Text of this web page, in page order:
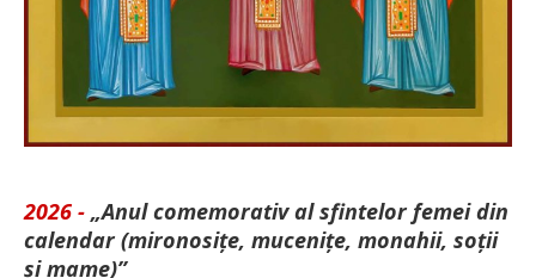
2026 - „Anul comemorativ al sfintelor femei din
calendar (mironosițe, mu­cenițe, monahii, soții
și mame)”